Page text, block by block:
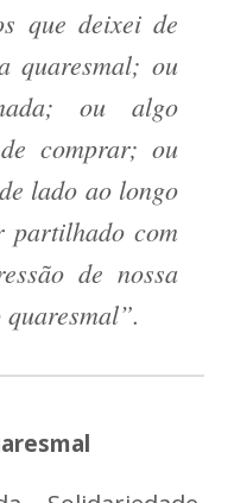
que deixei de
quaresmal; ou
ou algo
comprar; ou
lado ao longo
partilhado com
de nossa